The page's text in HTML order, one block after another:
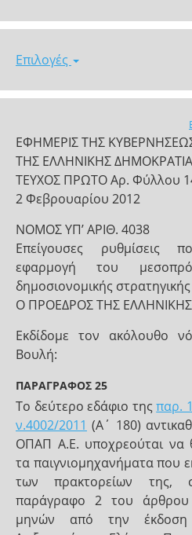
Επιλογές
ΕΦΗΜΕΡΙΣ ΤΗΣ
ΤΗΣ ΕΛΛΗΝΙΚΗΣ
ΤΕΥΧΟΣ ΠΡΩΤΟ Αρ. Φύλλου
2 Φεβρουαρίου 2012
NOMOΣ ΥΠ’ ΑΡΙΘ. 4038
Επείγουσες ρυθμίσεις
εφαρμογή του
δημοσιονομικής
Ο ΠΡΟΕΔΡΟΣ ΤΗΣ
Εκδίδομε τον ακόλουθο
Βουλή:
ΠΑΡΑΓΡΑΦΟΣ 25
Το δεύτερο εδάφιο τηςπαρ.
ν.4002/2011 (Α΄ 180)
ΟΠΑΠ Α.Ε. υποχρεούται να
τα παιγνιομηχανήματα που
των πρακτορείων
παράγραφο 2 του
μηνών από την έκδοση